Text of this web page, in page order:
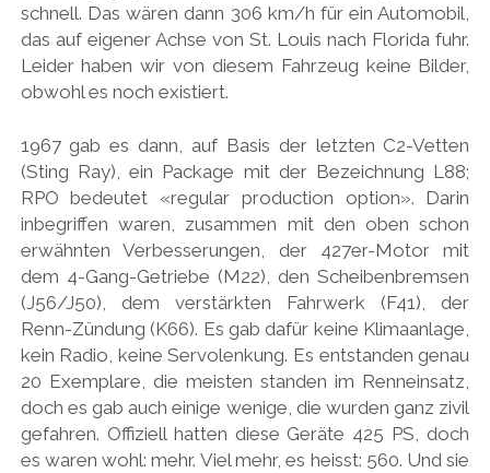
schnell. Das wären dann 306 km/h für ein Automobil,
das auf eigener Achse von St. Louis nach Florida fuhr.
Leider haben wir von diesem Fahrzeug keine Bilder,
obwohl es noch existiert.
1967 gab es dann, auf Basis der letzten C2-Vetten
(Sting Ray), ein Package mit der Bezeichnung L88;
RPO bedeutet «regular production option». Darin
inbegriffen waren, zusammen mit den oben schon
erwähnten Verbesserungen, der 427er-Motor mit
dem 4-Gang-Getriebe (M22), den Scheibenbremsen
(J56/J50), dem verstärkten Fahrwerk (F41), der
Renn-Zündung (K66). Es gab dafür keine Klimaanlage,
kein Radio, keine Servolenkung. Es entstanden genau
20 Exemplare, die meisten standen im Renneinsatz,
doch es gab auch einige wenige, die wurden ganz zivil
gefahren. Offiziell hatten diese Geräte 425 PS, doch
es waren wohl: mehr. Viel mehr, es heisst: 560. Und sie